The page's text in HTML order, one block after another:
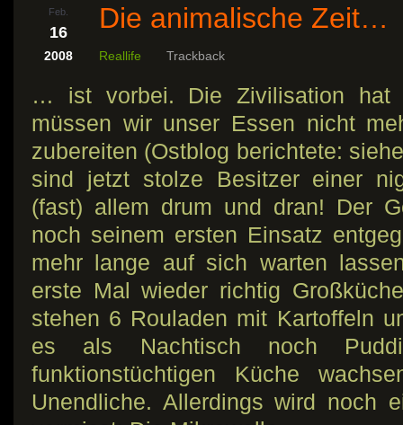
Feb.
16
2008
Die animalische Zeit…
Reallife Trackback
… ist vorbei. Die Zivilisation hat
müssen wir unser Essen nicht
zubereiten (Ostblog berichtete:
sind jetzt stolze Besitzer einer
(fast) allem drum und dran! Der
noch seinem ersten Einsatz
mehr lange auf sich warten
erste Mal wieder richtig
stehen 6 Rouladen mit Kartoffeln
es als Nachtisch noch
funktionstüchtigen Küche
Unendliche. Allerdings wird noch